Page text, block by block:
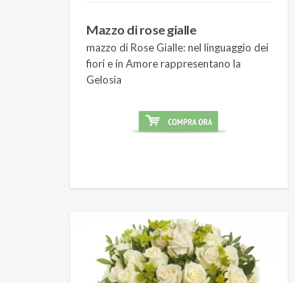
Mazzo di rose gialle
mazzo di Rose Gialle: nel linguaggio dei
fiori e in Amore rappresentano la
Gelosia